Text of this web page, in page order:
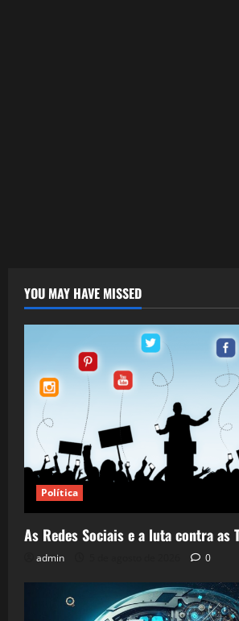
YOU MAY HAVE MISSED
Política
As Redes Sociais e a luta contra as
admin 0